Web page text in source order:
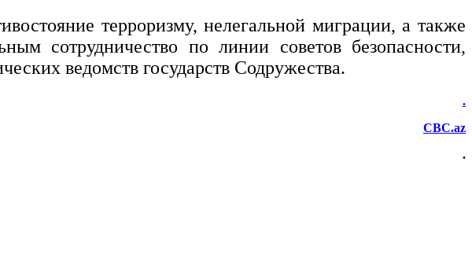
терроризму, нелегальной миграции, а также
сотрудничество по линии советов безопасности,
ведомств государств Содружества.
.
CBC.az
.